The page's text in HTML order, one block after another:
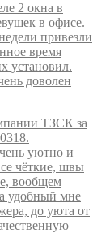
2 окна в
в офисе.
привезли
время
установил.
доволен
ТЗСК за
уютно и
чёткие, швы
вообщем
удобный мне
до уюта от